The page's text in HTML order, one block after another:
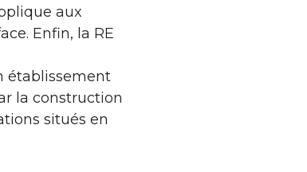
aux
Enfin, la RE
établissement
la construction
situés en